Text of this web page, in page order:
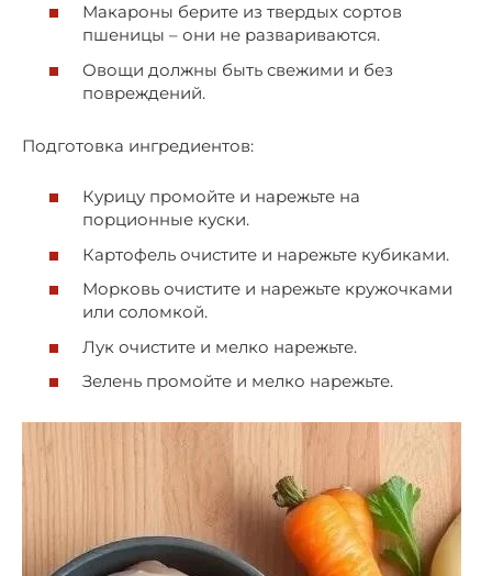
Макароны берите из твердых сортов
пшеницы – они не развариваются.
Овощи должны быть свежими и без
повреждений.
Подготовка ингредиентов:
Курицу промойте и нарежьте на
порционные куски.
Картофель очистите и нарежьте кубиками.
Морковь очистите и нарежьте кружочками
или соломкой.
Лук очистите и мелко нарежьте.
Зелень промойте и мелко нарежьте.